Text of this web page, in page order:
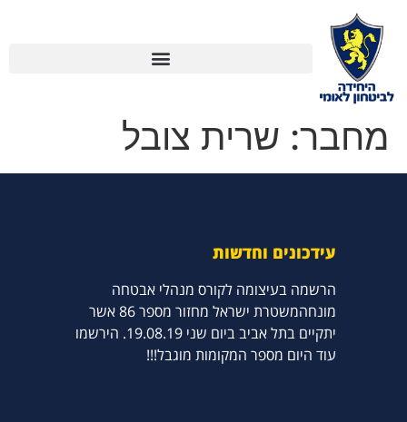
מחבר: שרית צובל
עידכונים וחדשות
הרשמה בעיצומה לקורס מנהלי אבטחה
מונחהמשטרת ישראל מחזור מספר 86 אשר
יתקיים בתל אביב ביום שני 19.08.19. הירשמו
עוד היום מספר המקומות מוגבל!!!